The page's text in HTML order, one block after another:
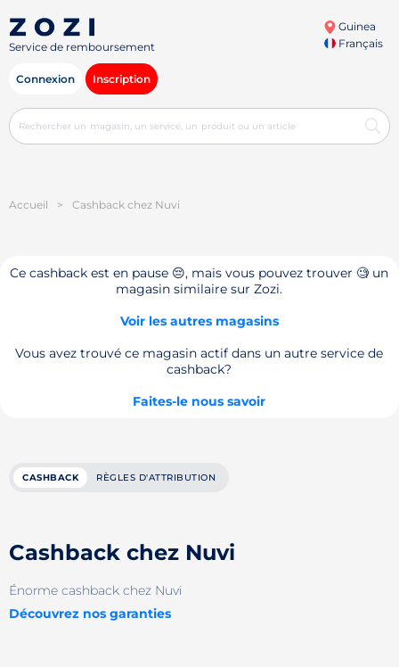
Service de remboursement
Guinea
Français
Connexion Inscription
Accueil > Cashback chez Nuvi
Ce cashback est en pause 😔, mais vous pouvez trouver 🧐 un
magasin similaire sur Zozi.
Voir les autres magasins
Vous avez trouvé ce magasin actif dans un autre service de
cashback?
Faites-le nous savoir
CASHBACK RÈGLES D'ATTRIBUTION
Cashback chez Nuvi
Énorme cashback chez Nuvi
Découvrez nos garanties